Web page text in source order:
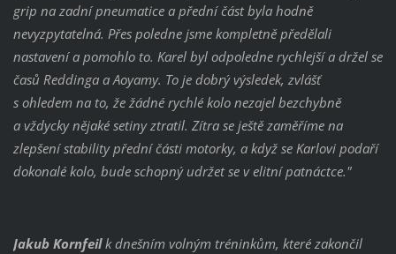
grip na zadní pneumatice a přední část byla hodně
nevyzpytatelná. Přes poledne jsme kompletně předělali
nastavení a pomohlo to. Karel byl odpoledne rychlejší a držel se
časů Reddinga a Aoyamy. To je dobrý výsledek, zvlášť
s ohledem na to, že žádné rychlé kolo nezajel bezchybně
a vždycky nějaké setiny ztratil. Zítra se ještě zaměříme na
zlepšení stability přední části motorky, a když se Karlovi podaří
dokonalé kolo, bude schopný udržet se v elitní patnáctce."
Jakub Kornfeilk dnešním volným tréninkům, které zakončil